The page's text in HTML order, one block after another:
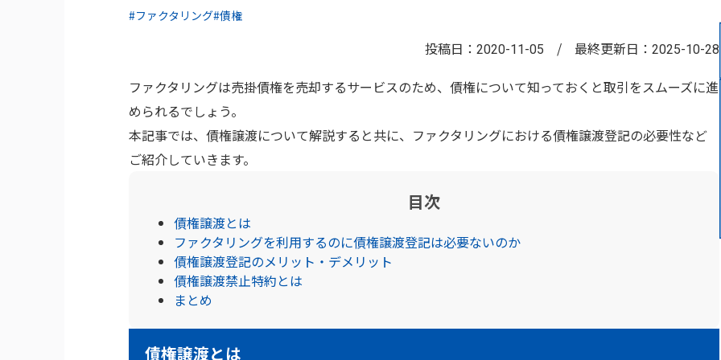
#ファクタリング#債権
投稿日： 2020-11-05 / 最終更新日： 2025-10-28
ファクタリングは売掛債権を売却するサービスのため、債権について知っておくと取引をスムーズに進
められるでしょう。
本記事では、債権譲渡について解説すると共に、ファクタリングにおける債権譲渡登記の必要性など
ご紹介していきます。
目次
債権譲渡とは
ファクタリングを利用するのに債権譲渡登記は必要ないのか
債権譲渡登記のメリット・デメリット
債権譲渡禁止特約とは
まとめ
債権譲渡とは